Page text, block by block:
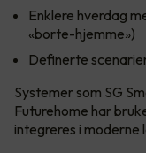
Enklere hverdag
«borte-hjemme»)
Definerte
Systemer som SG
Futurehome har
integreres i moderne